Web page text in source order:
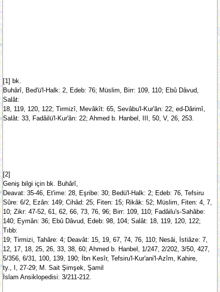
[1] bk.
Buhârî, Bed'ü'l-Halk: 2, Edeb: 76; Müslim, Birr: 109, 110; Ebû Dâvud,
Salât:
18, 119, 120, 122; Tirmizî, Mevâkît: 65, Sevâbu'l-Kur'ân: 22; ed-Dârimî,
Salât: 33, Fadâilü'l-Kur'ân: 22; Ahmed b. Hanbel, III, 50, V, 26, 253.
[2]
Geniş bilgi için bk. Buhârî,
Deavat: 35-46, Et'ime: 28, Eşribe: 30; Bedü'l-Halk: 2; Edeb: 76, Tefsiru
Sûre: 6/2, Ezân: 149; Cihâd: 25; Fiten: 15; Rikâk: 52; Müslim, Fiten: 4, 7,
10; Zikr: 47-52, 61, 62, 66, 73, 76, 96; Birr: 109, 110; Fadâilu's-Sahâbe:
140; Eymân: 36; Ebû Dâvud, Edeb: 98, 104; Salât: 18, 119, 120, 122;
Tıbb:
19; Tirmizi, Tahâre: 4; Deavât: 15, 19, 67, 74, 76, 110; Nesâi, İstiâze: 7,
12, 17, 18, 25, 26, 33, 38, 60; Ahmed b. Hanbel, 1/247, 2/202, 3/50, 427,
5/356, 6/31, 100, 139, 190; İbn Kesîr, Tefsiru'l-Kur'ani'l-Azîm, Kahire,
ty., I, 27-29; M. Sait Şimşek, Şamil
İslam Ansiklopedisi: 3/211-212.